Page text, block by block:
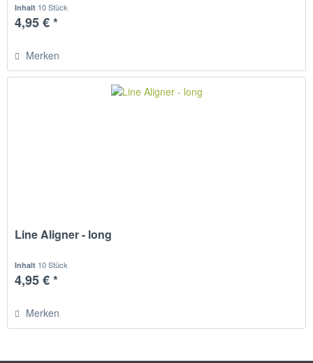
Inhalt 10 Stück
4,95 € *
Merken
Line Aligner - long
Inhalt 10 Stück
4,95 € *
Merken